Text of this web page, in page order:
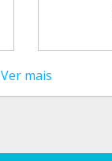
Ver mais